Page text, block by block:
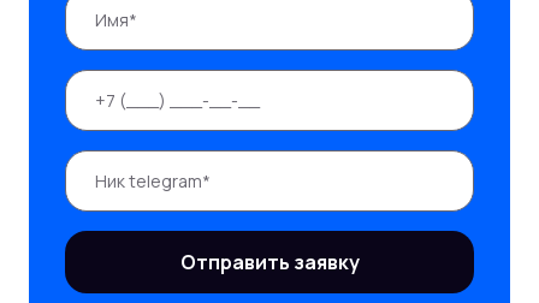
Отправить заявку